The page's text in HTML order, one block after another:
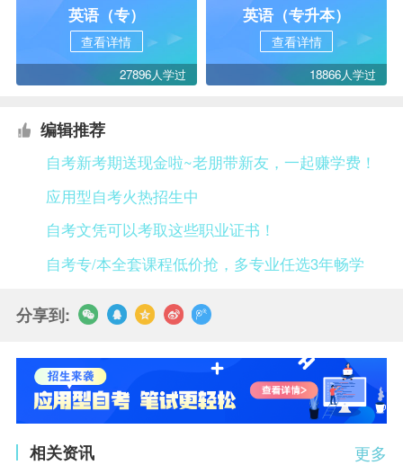
英语（专）
查看详情
27896人学过
英语（专升本）
查看详情
18866人学过
编辑推荐
自考新考期送现金啦~老朋带新友，一起赚学费！
应用型自考火热招生中
自考文凭可以考取这些职业证书！
自考专/本全套课程低价抢，多专业任选3年畅学
分享到:
更多
相关资讯